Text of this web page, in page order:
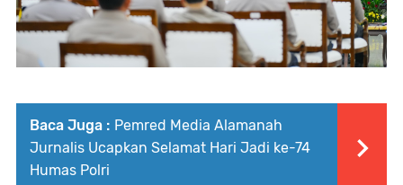
Baca Juga : Pemred Media Alamanah
Jurnalis Ucapkan Selamat Hari Jadi ke-74
Humas Polri